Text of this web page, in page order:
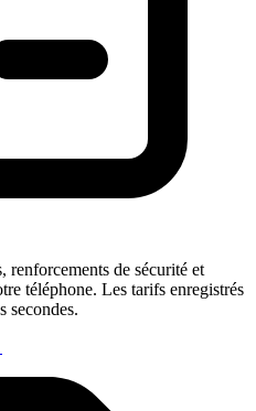
renforcements de sécurité et
téléphone. Les tarifs enregistrés
secondes.